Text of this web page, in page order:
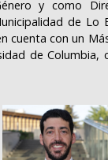
y como
de Lo
cuenta con un
de Columbia,